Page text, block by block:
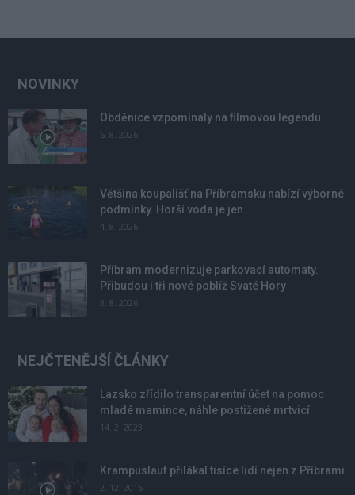
NOVINKY
Obděnice vzpomínaly na filmovou legendu
6. 8. 2026
Většina koupališť na Příbramsku nabízí výborné
podmínky. Horší voda je jen...
4. 8. 2026
Příbram modernizuje parkovací automaty.
Přibudou i tři nové poblíž Svaté Hory
3. 8. 2026
NEJČTENĚJŠÍ ČLÁNKY
Lazsko zřídilo transparentní účet na pomoc
mladé mamince, náhle postižené mrtvicí
14. 2. 2023
Krampuslauf přilákal tisíce lidí nejen z Příbrami
2. 12. 2016